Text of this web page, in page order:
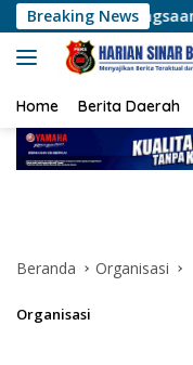
Langsung
ke
konten
Breaking NewsTerjunkan
Home Berita Daerah
Beranda Organisasi
Organisasi